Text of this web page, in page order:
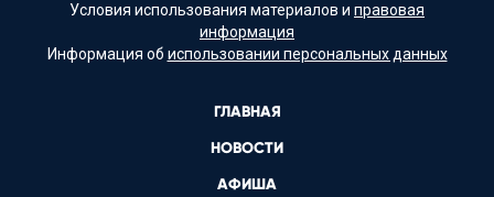
Условия использования материалов и правовая
информация
Информация об использовании персональных данных
ГЛАВНАЯ
НОВОСТИ
АФИША